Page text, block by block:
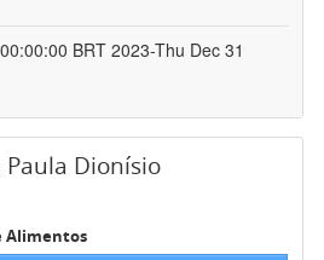
BRT 2023-Thu Dec 31
Paula Dionísio
Alimentos